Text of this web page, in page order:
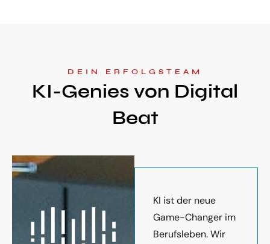
DEIN ERFOLGSTEAM
KI-Genies von Digital
Beat
KI ist der neue
Game-Changer im
Berufsleben. Wir